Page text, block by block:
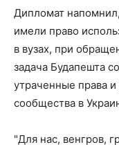
Дипломат
имели право
в вузах, при
задача Будапешта
утраченные права
сообщества в
"Для нас, венгров,